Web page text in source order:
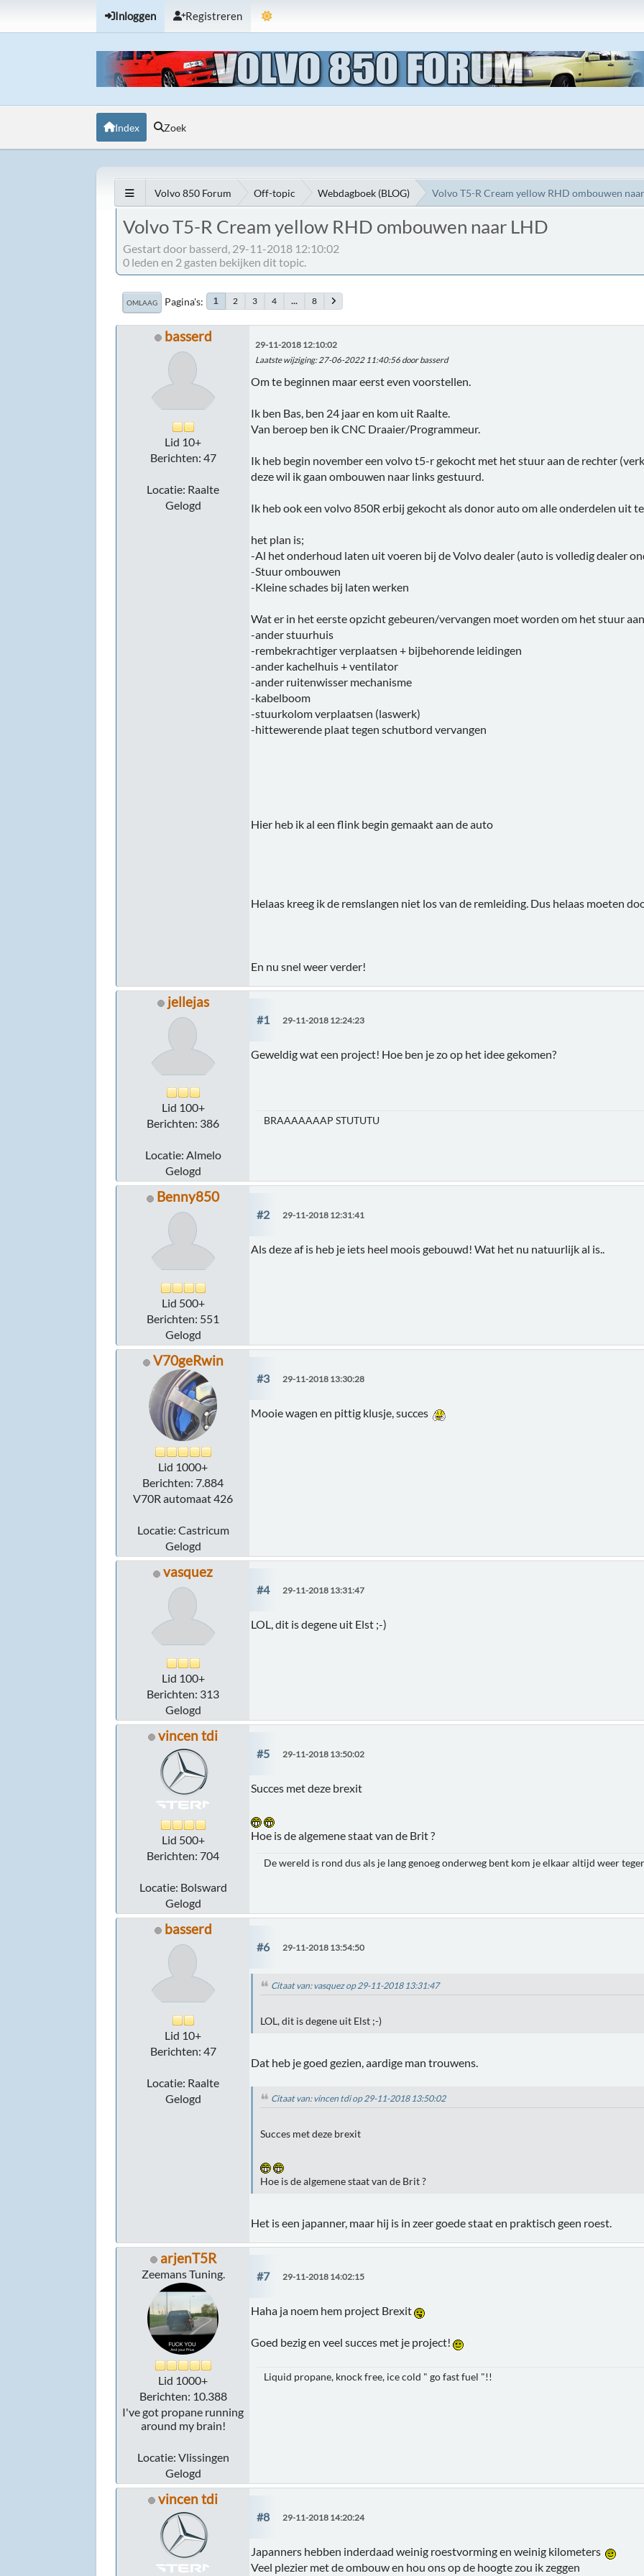
Inloggen Registreren
Index Zoek
Volvo 850 Forum Off-topic Webdagboek (BLOG) Volvo T5-R Cream yellow RHD ombouwen
Volvo T5-R Cream yellow RHD ombouwen naar LHD
Gestart door basserd, 29-11-2018 12:10:02
0 leden en 2 gasten bekijken dit topic.
OMLAAG Pagina's 1 2 3 4 ... 8
basserd
Lid 10+
Berichten: 47
Locatie: Raalte
Gelogd
29-11-2018 12:10:02
Laatste wijziging: 27-06-2022 11:40:56 door basserd
Om te beginnen maar eerst even voorstellen.
Ik ben Bas, ben 24 jaar en kom uit Raalte.
Van beroep ben ik CNC Draaier/Programmeur.
Ik heb begin november een volvo t5-r gekocht met het stuur aan de rechter
deze wil ik gaan ombouwen naar links gestuurd.
Ik heb ook een volvo 850R erbij gekocht als donor auto om alle onderdelen uit
het plan is;
-Al het onderhoud laten uit voeren bij de Volvo dealer (auto is volledig dealer
-Stuur ombouwen
-Kleine schades bij laten werken
Wat er in het eerste opzicht gebeuren/vervangen moet worden om het stuur
-ander stuurhuis
-rembekrachtiger verplaatsen + bijbehorende leidingen
-ander kachelhuis + ventilator
-ander ruitenwisser mechanisme
-kabelboom
-stuurkolom verplaatsen (laswerk)
-hittewerende plaat tegen schutbord vervangen
Hier heb ik al een flink begin gemaakt aan de auto
Helaas kreeg ik de remslangen niet los van de remleiding. Dus helaas moeten
En nu snel weer verder!
jellejas
Lid 100+
Berichten: 386
Locatie: Almelo
Gelogd
#1 29-11-2018 12:24:23
Geweldig wat een project! Hoe ben je zo op het idee gekomen?
BRAAAAAAAP STUTUTU
Benny850
Lid 500+
Berichten: 551
Gelogd
#2 29-11-2018 12:31:41
Als deze af is heb je iets heel moois gebouwd! Wat het nu natuurlijk al is..
V70geRwin
Lid 1000+
Berichten: 7.884
V70R automaat 426
Locatie: Castricum
Gelogd
#3 29-11-2018 13:30:28
Mooie wagen en pittig klusje, succes
vasquez
Lid 100+
Berichten: 313
Gelogd
#4 29-11-2018 13:31:47
LOL, dit is degene uit Elst ;-)
vincen tdi
Lid 500+
Berichten: 704
Locatie: Bolsward
Gelogd
#5 29-11-2018 13:50:02
Succes met deze brexit
Hoe is de algemene staat van de Brit ?
De wereld is rond dus als je lang genoeg onderweg bent kom je elkaar altijd weer
basserd
Lid 10+
Berichten: 47
Locatie: Raalte
Gelogd
#6 29-11-2018 13:54:50
Citaat van: vasquez op 29-11-2018 13:31:47
LOL, dit is degene uit Elst ;-)
Dat heb je goed gezien, aardige man trouwens.
Citaat van: vincen tdi op 29-11-2018 13:50:02
Succes met deze brexit
Hoe is de algemene staat van de Brit ?
Het is een japanner, maar hij is in zeer goede staat en praktisch geen roest.
arjenT5R
Zeemans Tuning.
Lid 1000+
Berichten: 10.388
I've got propane running
around my brain!
Locatie: Vlissingen
Gelogd
#7 29-11-2018 14:02:15
Haha ja noem hem project Brexit
Goed bezig en veel succes met je project!
Liquid propane, knock free, ice cold " go fast fuel "!!
vincen tdi
#8 29-11-2018 14:20:24
Japanners hebben inderdaad weinig roestvorming en weinig kilometers
Veel plezier met de ombouw en hou ons op de hoogte zou ik zeggen